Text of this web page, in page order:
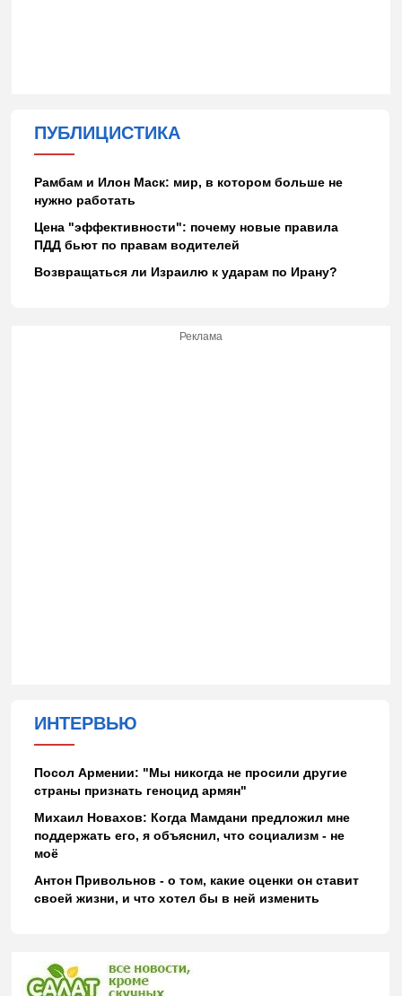
ПУБЛИЦИСТИКА
Рамбам и Илон Маск: мир, в котором больше не
нужно работать
Цена "эффективности": почему новые правила
ПДД бьют по правам водителей
Возвращаться ли Израилю к ударам по Ирану?
Реклама
ИНТЕРВЬЮ
Посол Армении: "Мы никогда не просили другие
страны признать геноцид армян"
Михаил Новахов: Когда Мамдани предложил мне
поддержать его, я объяснил, что социализм - не
моё
Антон Привольнов - о том, какие оценки он ставит
своей жизни, и что хотел бы в ней изменить